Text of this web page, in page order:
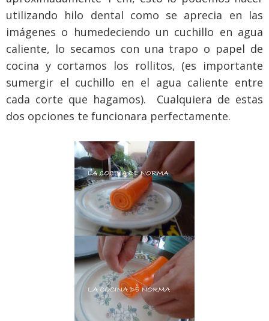
utilizando hilo dental como se aprecia en las
imágenes o humedeciendo un cuchillo en agua
caliente, lo secamos con una trapo o papel de
cocina y cortamos los rollitos, (es importante
sumergir el cuchillo en el agua caliente entre
cada corte que hagamos). Cualquiera de estas
dos opciones te funcionara perfectamente.